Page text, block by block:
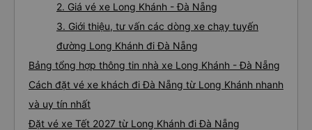
2. Giá vé xe Long Khánh - Đà Nẵng
3. Giới thiệu, tư vấn các dòng xe chạy tuyến
đường Long Khánh đi Đà Nẵng
Bảng tổng hợp thông tin nhà xe Long Khánh - Đà Nẵng
Cách đặt vé xe khách đi Đà Nẵng từ Long Khánh nhanh
và uy tín nhất
Đặt vé xe Tết 2027 từ Long Khánh đi Đà Nẵng